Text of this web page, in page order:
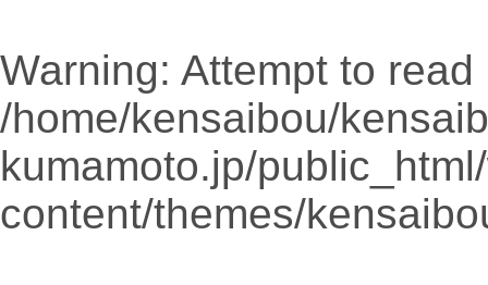
Warning: Attempt to
/home/kensaibou/
kumamoto.jp/
content/themes/